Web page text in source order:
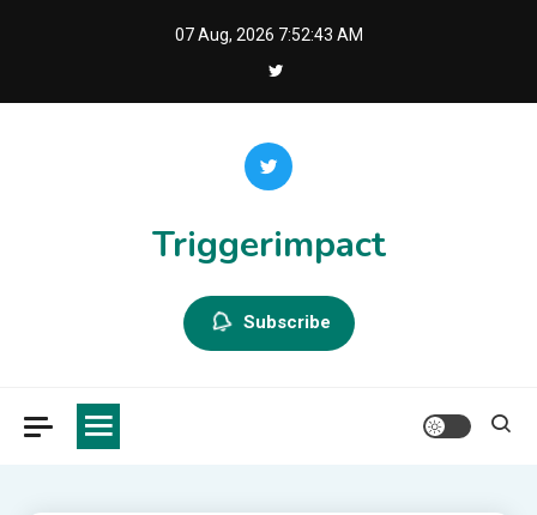
07 Aug, 2026 7:52:43 AM
Triggerimpact
Subscribe